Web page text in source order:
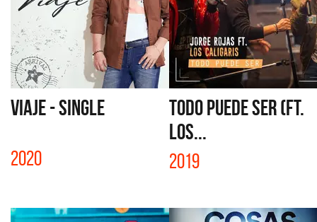
VIAJE - SINGLE
2020
TODO PUEDE SER (FT.
LOS...
2019